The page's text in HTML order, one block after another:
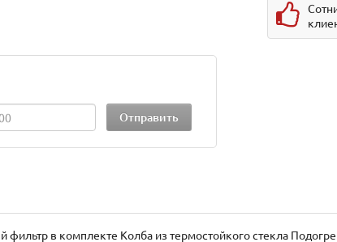
в комплекте Колба из термостойкого стекла